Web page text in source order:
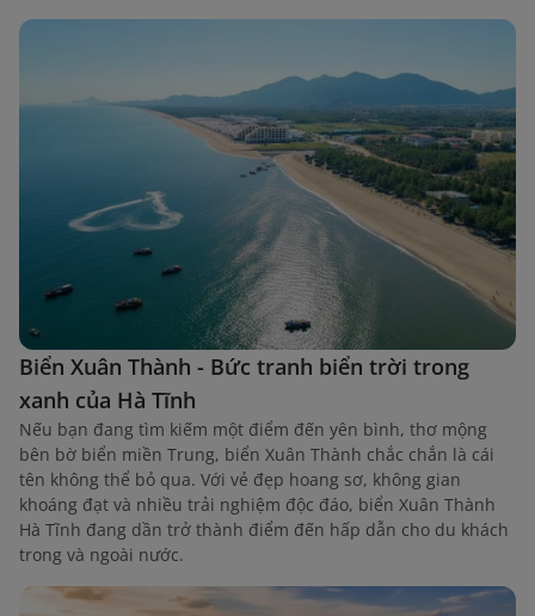
Biển Xuân Thành - Bức tranh biển trời trong
xanh của Hà Tĩnh
Nếu bạn đang tìm kiếm một điểm đến yên bình, thơ mộng
bên bờ biển miền Trung, biển Xuân Thành chắc chắn là cái
tên không thể bỏ qua. Với vẻ đẹp hoang sơ, không gian
khoáng đạt và nhiều trải nghiệm độc đáo, biển Xuân Thành
Hà Tĩnh đang dần trở thành điểm đến hấp dẫn cho du khách
trong và ngoài nước.